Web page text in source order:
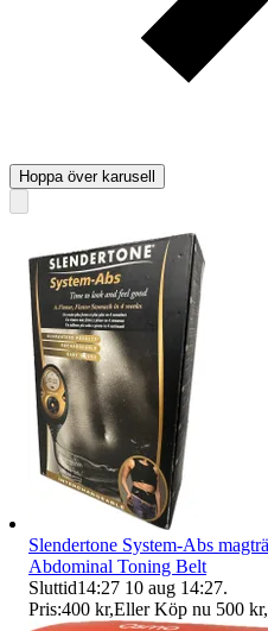
Hoppa över karusell
Slendertone System-Abs
Abdominal Toning Belt
Sluttid14:27 10 aug 14:27.
Pris:400 kr,Eller Köp nu 500 kr,